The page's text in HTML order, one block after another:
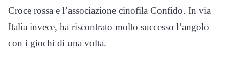
Croce rossa e l’associazione cinofila Confido. In via
Italia invece, ha riscontrato molto successo l’angolo
con i giochi di una volta.